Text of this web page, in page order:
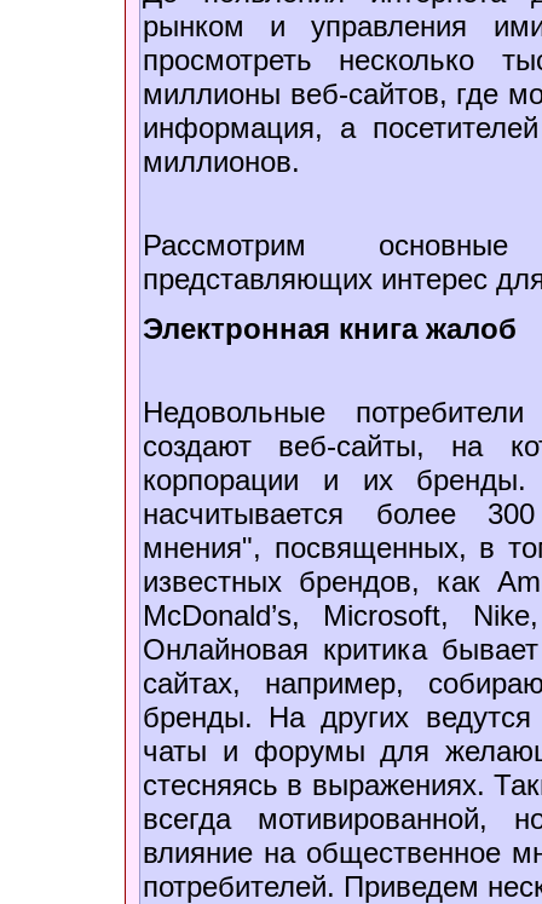
рынком и управления
просмотреть несколько
миллионы веб-сайтов, где
информация, а
миллионов.
Рассмотрим основные
представляющих интерес
Электронная книга жалоб
Недовольные
создают веб-сайты, на
корпорации и их
насчитывается более
мнения", посвященных, в
известных брендов, как
McDonald’s, Microsoft,
Онлайновая критика
сайтах, например,
бренды. На других ведутся
чаты и форумы для
стесняясь в выражениях.
всегда мотивированной,
влияние на общественное
потребителей. Приведем